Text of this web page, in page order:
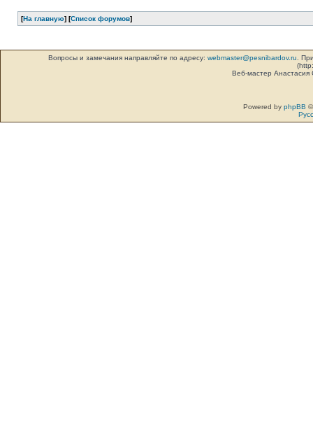
[На главную] [Список форумов]
Вопросы и замечания направляйте по адресу: webmaster@pesnibardov.ru .
Веб-мастер
Powered by phpBB